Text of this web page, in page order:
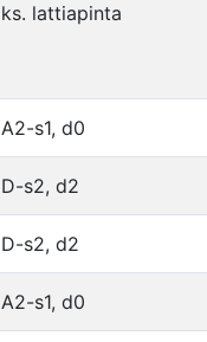
ks. lattiapinta
A2-s1, d0
D-s2, d2
D-s2, d2
A2-s1, d0